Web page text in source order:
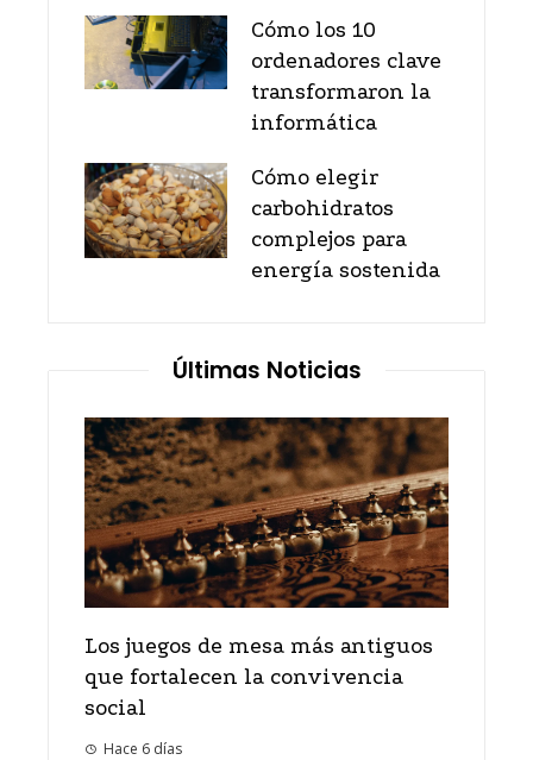
Cómo los 10
ordenadores clave
transformaron la
informática
Cómo elegir
carbohidratos
complejos para
energía sostenida
Últimas Noticias
Los juegos de mesa más antiguos
que fortalecen la convivencia
social
Hace 6 días